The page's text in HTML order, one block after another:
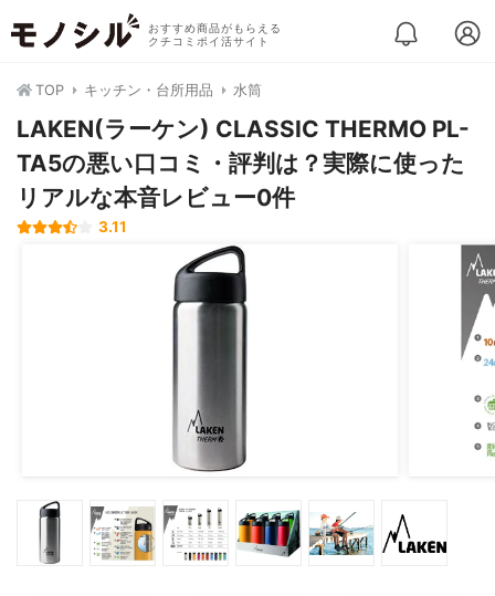
おすすめ商品がもらえる
クチコミポイ活サイト
TOP キッチン・台所用品 水筒
LAKEN(ラーケン) CLASSIC THERMO PL-
TA5の悪い口コミ・評判は？実際に使った
リアルな本音レビュー0件
3.11